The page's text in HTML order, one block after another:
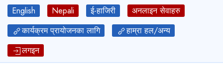
English Nepali ई-हाजिरी
अनलाइन सेवाहरु
कार्यक्रम प्रायोजनका लागि
हाम्रा हल/अन्य
लगइन